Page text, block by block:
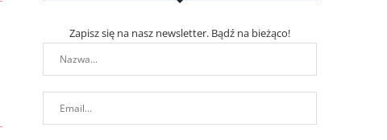
Zapisz się na nasz newsletter. Bądź na bieżąco!